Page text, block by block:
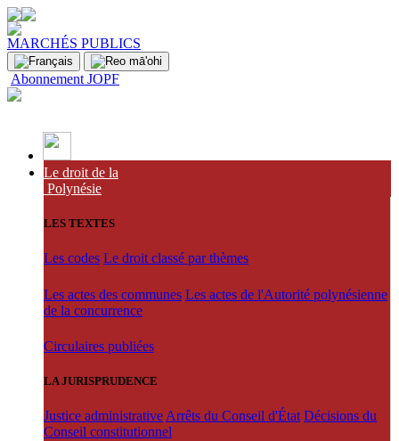
MARCHÉS PUBLICS
Abonnement JOPF
Le droit de la
Polynésie
LES TEXTES
Les codes Le droit classé par thèmes
Les actes des communes Les actes de l'Autorité polynésienne
de la concurrence
Circulaires publiées
LA JURISPRUDENCE
Justice administrative Arrêts du Conseil d'État Décisions du
Conseil constitutionnel